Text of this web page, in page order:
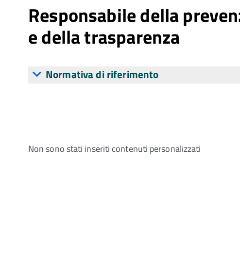
Responsabile della
e della trasparenza
Normativa di riferimento
Non sono stati inseriti contenuti personalizzati